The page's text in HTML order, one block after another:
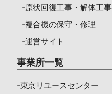
-原状回復工事・解体工事
-複合機の保守・修理
-運営サイト
事業所一覧
-東京リユースセンター